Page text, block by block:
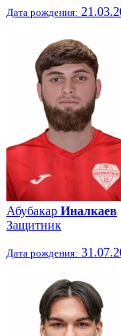
Дата рождения:
Абубакар Иналкаев
Защитник
Дата рождения: